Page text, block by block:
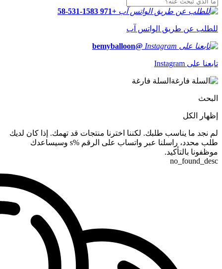
+971 58-531-1583
للطلب عن طريق الواتس آب
@bemyballoon
تابعنا على Instagram
السلة فارغة
البحث
إظهار الكل
لم نجد ما يناسب طلبك. لكننا اخترنا منتجات قد تهمك. إذا كان لديك
طلب محدد، راسلنا عبر واتساب على الرقم %s وسيساعدك
موظفونا بالتأكيد.
no_found_desc